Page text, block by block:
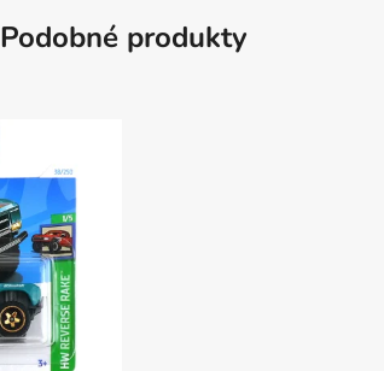
Podobné produkty